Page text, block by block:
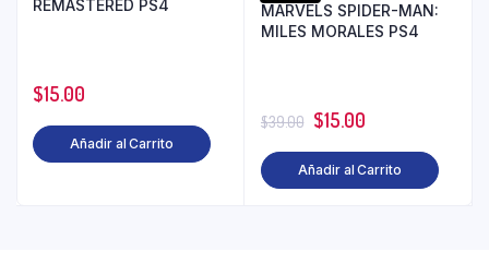
REMASTERED PS4
$15.00
Añadir al Carrito
MARVELS SPIDER-MAN:
MILES MORALES PS4
$39.00 $15.00
Añadir al Carrito